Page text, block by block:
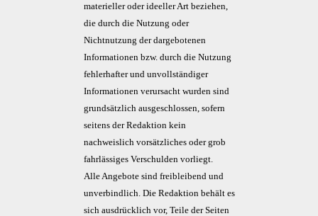
materieller oder ideeller Art beziehen,
die durch die Nutzung oder
Nichtnutzung der dargebotenen
Informationen bzw. durch die Nutzung
fehlerhafter und unvollständiger
Informationen verursacht wurden sind
grundsätzlich ausgeschlossen, sofern
seitens der Redaktion kein
nachweislich vorsätzliches oder grob
fahrlässiges Verschulden vorliegt.
Alle Angebote sind freibleibend und
unverbindlich. Die Redaktion behält es
sich ausdrücklich vor, Teile der Seiten